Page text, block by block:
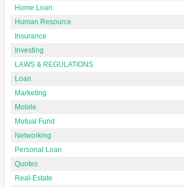
Home Loan
Human Resource
Insurance
Investing
LAWS & REGULATIONS
Loan
Marketing
Mobile
Mutual Fund
Networking
Personal Loan
Quotes
Real-Estate